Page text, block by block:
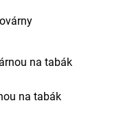
na tabák